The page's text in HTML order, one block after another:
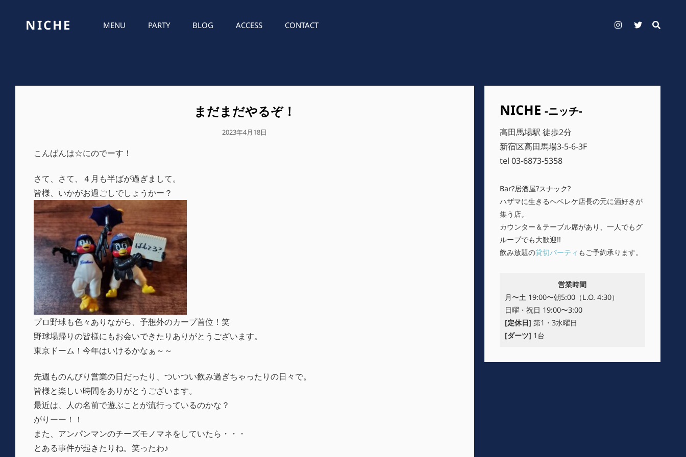
NICHE MENU PARTY BLOG ACCESS CONTACT Instagram
Twitter
まだまだやるぞ！
公
2023年4月18日
こんばんは☆にのでーす！
さて、さて、４月も半ばが過ぎまして。
皆様、いかがお過ごしでしょうかー？
プロ野球も色々ありながら、予想外のカープ首位！笑
野球場帰りの皆様にもお会いできたりありがとうございます。
東京ドーム！今年はいけるかなぁ～～
先週ものんびり営業の日だったり、ついつい飲み過ぎちゃったりの日々で。
皆様と楽しい時間をありがとうございます。
最近は、人の名前で遊ぶことが流行っているのかな？
がりーー！！
また、アンパンマンのチーズモノマネをしていたら・・・
とある事件が起きたりね。笑ったわ♪
NICHE -ニッチ-
高田馬場駅 徒歩2分
新宿区高田馬場3-5-6-3F
tel 03-6873-5358
Bar?居酒屋?スナック?
ハザマに生きるヘベレケ店長の元に酒好きが
集う店。
カウンター＆テーブル席があり、一人でもグ
ループでも大歓迎!!
飲み放題の貸切パーティ もご予約承ります。
営業時間
月〜土 19:00〜朝5:00（L.O. 4:30）
日曜・祝日 19:00〜3:00
[定休日] 第1・3水曜日
[ダーツ] 1台